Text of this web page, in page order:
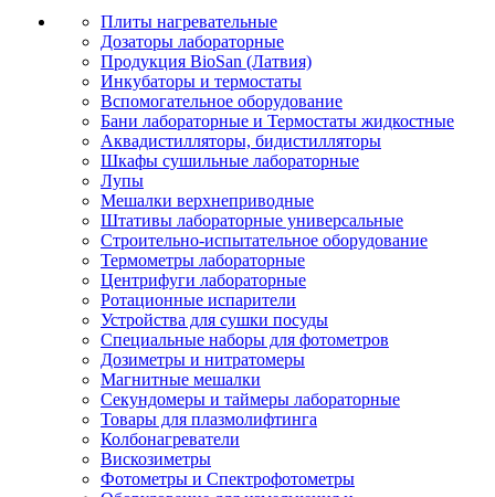
Плиты нагревательные
Дозаторы лабораторные
Продукция BioSan (Латвия)
Инкубаторы и термостаты
Вспомогательное оборудование
Бани лабораторные и Термостаты жидкостные
Аквадистилляторы, бидистилляторы
Шкафы сушильные лабораторные
Лупы
Мешалки верхнеприводные
Штативы лабораторные универсальные
Строительно-испытательное оборудование
Термометры лабораторные
Центрифуги лабораторные
Ротационные испарители
Устройства для сушки посуды
Специальные наборы для фотометров
Дозиметры и нитратомеры
Магнитные мешалки
Секундомеры и таймеры лабораторные
Товары для плазмолифтинга
Колбонагреватели
Вискозиметры
Фотометры и Спектрофотометры